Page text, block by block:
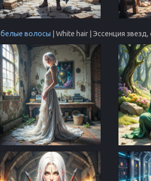
белые волосы | White hair | Эссенция